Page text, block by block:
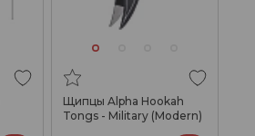
Щипцы Alpha Hookah
Tongs - Military (Modern)